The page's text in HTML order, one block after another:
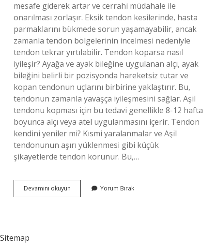
mesafe giderek artar ve cerrahi müdahale ile
onarılması zorlaşır. Eksik tendon kesilerinde, hasta
parmaklarını bükmede sorun yaşamayabilir, ancak
zamanla tendon bölgelerinin incelmesi nedeniyle
tendon tekrar yırtılabilir. Tendon koparsa nasıl
iyileşir? Ayağa ve ayak bileğine uygulanan alçı, ayak
bileğini belirli bir pozisyonda hareketsiz tutar ve
kopan tendonun uçlarını birbirine yaklaştırır. Bu,
tendonun zamanla yavaşça iyileşmesini sağlar. Aşil
tendonu kopması için bu tedavi genellikle 8-12 hafta
boyunca alçı veya atel uygulanmasını içerir. Tendon
kendini yeniler mi? Kısmi yaralanmalar ve Aşil
tendonunun aşırı yüklenmesi gibi küçük
şikayetlerde tendon korunur. Bu,…
Devamını okuyun
Neden
Yorum Bırak
Sitemap